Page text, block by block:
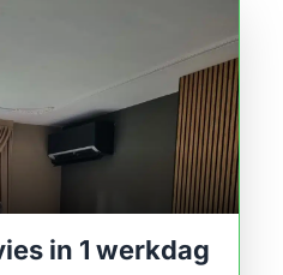
in 1 werkdag